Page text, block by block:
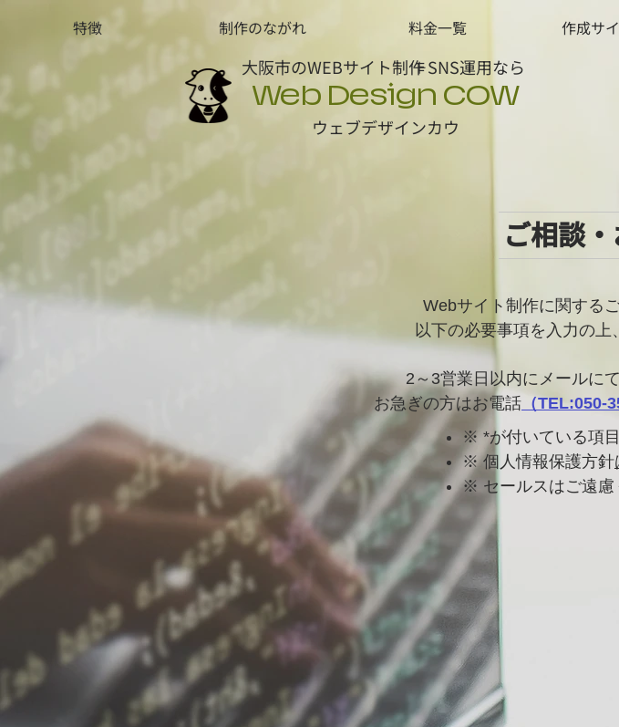
特徴 制作のながれ 料金一覧 作成サ
大阪市のWEBサイト制作＋SNS運用なら
Web Design COW
ウェブデザインカウ
ご相談
Webサイト制作に関する
以下の必要事項を入力の上
2～3営業日以内にメールに
お急ぎの方はお電話 （TEL:050-
※ *が付いている項目
※ 個人情報保護方針
※ セールスはご遠慮